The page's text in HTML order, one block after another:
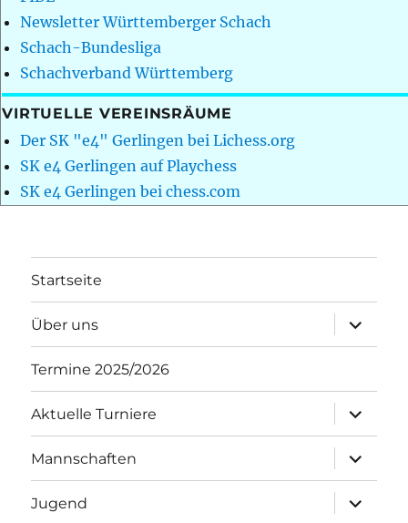
Newsletter Württemberger Schach
Schach-Bundesliga
Schachverband Württemberg
VIRTUELLE VEREINSRÄUME
Der SK "e4" Gerlingen bei Lichess.org
SK e4 Gerlingen auf Playchess
SK e4 Gerlingen bei chess.com
Startseite
Über uns
öffnen
Termine 2025/2026
Aktuelle Turniere
öffnen
Mannschaften
öffnen
Jugend
öffnen